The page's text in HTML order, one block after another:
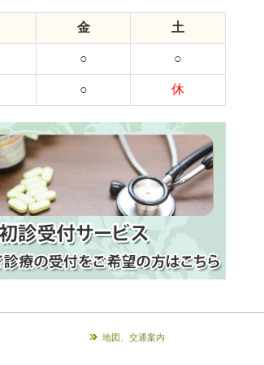
金 土
○ ○
○ 休
地図、交通案内